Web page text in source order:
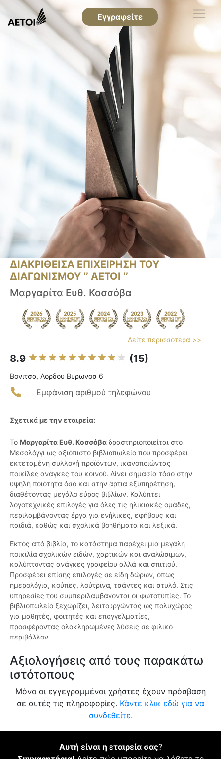
Εγγραφείτε
ΔΙΑΚΡΙΘΕΙΣΑ ΕΠΙΧΕΙΡΗΣΗ ΤΟΥ
ΔΙΑΓΩΝΙΣΜΟΥ ‘’ ΑΕΤΟΙ ‘’
Μαργαρίτα Ευθ. Κοσσόβα
Δείτε περισσότερα >>
8.9 (15)
Βονιτσα, Λορδου Βυρωνοσ 6
Εμφάνιση αριθμού τηλεφώνου
Σχετικά με την εταιρεία:
Το Μαργαρίτα Ευθ. Κοσσόβα δραστηριοποιείται στο
Μεσολόγγι ως αξιόπιστο βιβλιοπωλείο που προσφέρει
εκτεταμένη συλλογή προϊόντων, ικανοποιώντας
ποικίλες ανάγκες του κοινού. Δίνει σημασία τόσο στην
υψηλή ποιότητα όσο και στην άρτια εξυπηρέτηση,
διαθέτοντας μεγάλο εύρος βιβλίων. Καλύπτει
λογοτεχνικές επιλογές για όλες τις ηλικιακές ομάδες,
περιλαμβάνοντας έργα για ενήλικες, εφήβους και
παιδιά, καθώς και σχολικά βοηθήματα και λεξικά.
Εκτός από βιβλία, το κατάστημα παρέχει μια μεγάλη
ποικιλία σχολικών ειδών, χαρτικών και αναλώσιμων,
καλύπτοντας ανάγκες γραφείου αλλά και σπιτιού.
Προσφέρει επίσης επιλογές σε είδη δώρων, όπως
ημερολόγια, κούπες, λούτρινα, τσάντες και στυλό. Στις
υπηρεσίες του συμπεριλαμβάνονται οι φωτοτυπίες. Το
βιβλιοπωλείο ξεχωρίζει, λειτουργώντας ως πολυχώρος
για μαθητές, φοιτητές και επαγγελματίες,
προσφέροντας ολοκληρωμένες λύσεις σε φιλικό
περιβάλλον.
Αξιολογήσεις από τους παρακάτω
ιστότοπους
Μόνο οι εγγεγραμμένοι χρήστες έχουν πρόσβαση
σε αυτές τις πληροφορίες. Κάντε κλικ εδώ για να
συνδεθείτε.
Αυτή είναι η εταιρεία σας?